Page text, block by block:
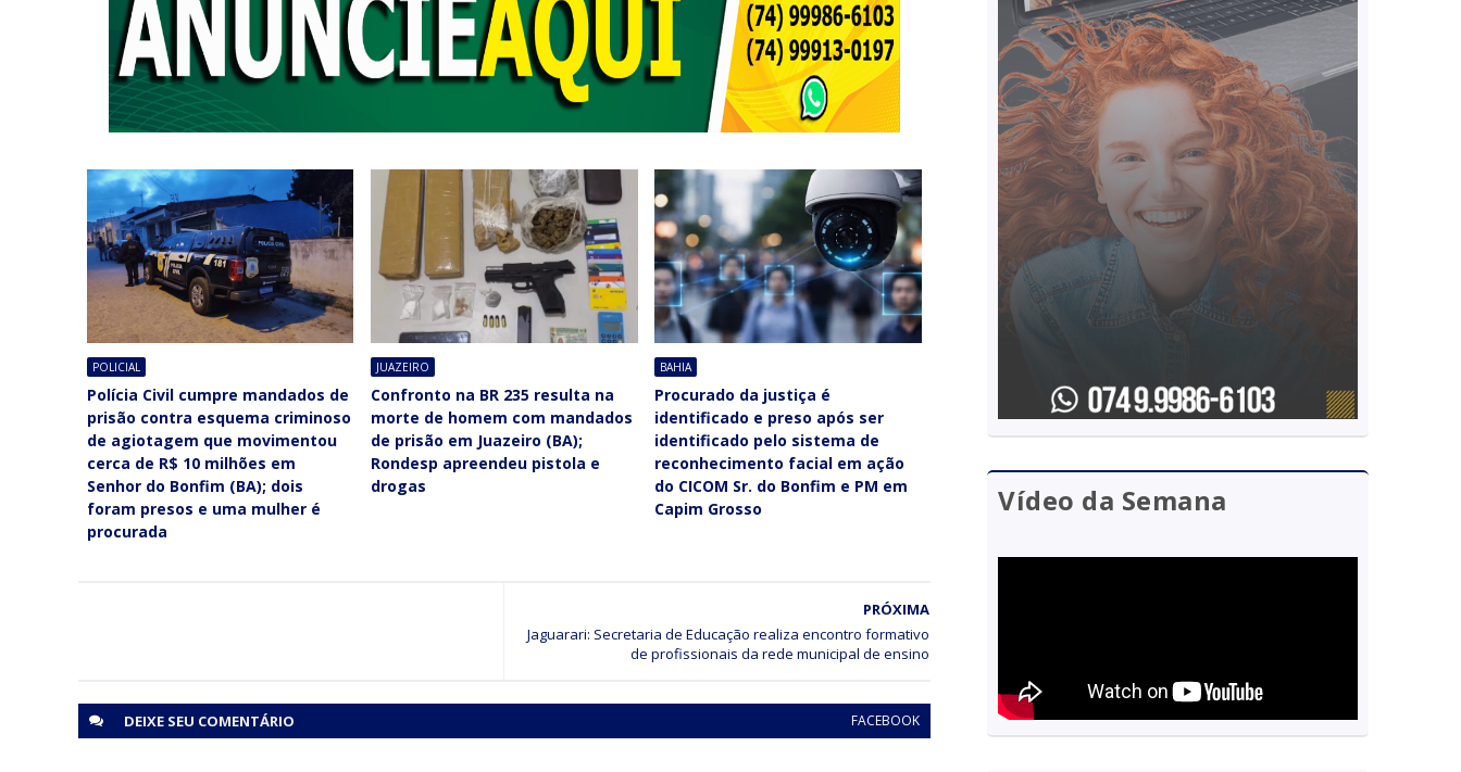
POLICIAL
Polícia Civil cumpre mandados de
prisão contra esquema criminoso
de agiotagem que movimentou
cerca de R$ 10 milhões em
Senhor do Bonfim (BA); dois
foram presos e uma mulher é
procurada
JUAZEIRO
Confronto na BR 235 resulta na
morte de homem com mandados
de prisão em Juazeiro (BA);
Rondesp apreendeu pistola e
drogas
BAHIA
Procurado da justiça é
identificado e preso após ser
identificado pelo sistema de
reconhecimento facial em ação
do CICOM Sr. do Bonfim e PM em
Capim Grosso
PRÓXIMA
Jaguarari: Secretaria de Educação realiza encontro formativo
de profissionais da rede municipal de ensino
DEIXE SEU COMENTÁRIO FACEBOOK
Vídeo da Semana